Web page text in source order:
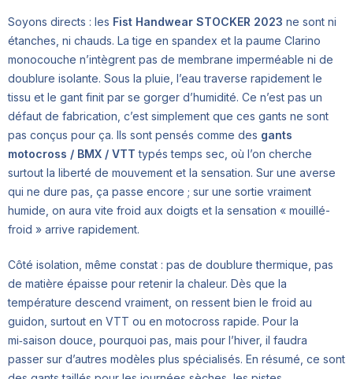
Soyons directs : les Fist Handwear STOCKER 2023 ne sont ni
étanches, ni chauds. La tige en spandex et la paume Clarino
monocouche n’intègrent pas de membrane imperméable ni de
doublure isolante. Sous la pluie, l’eau traverse rapidement le
tissu et le gant finit par se gorger d’humidité. Ce n’est pas un
défaut de fabrication, c’est simplement que ces gants ne sont
pas conçus pour ça. Ils sont pensés comme des gants
motocross / BMX / VTT typés temps sec, où l’on cherche
surtout la liberté de mouvement et la sensation. Sur une averse
qui ne dure pas, ça passe encore ; sur une sortie vraiment
humide, on aura vite froid aux doigts et la sensation « mouillé-
froid » arrive rapidement.
Côté isolation, même constat : pas de doublure thermique, pas
de matière épaisse pour retenir la chaleur. Dès que la
température descend vraiment, on ressent bien le froid au
guidon, surtout en VTT ou en motocross rapide. Pour la
mi‑saison douce, pourquoi pas, mais pour l’hiver, il faudra
passer sur d’autres modèles plus spécialisés. En résumé, ce sont